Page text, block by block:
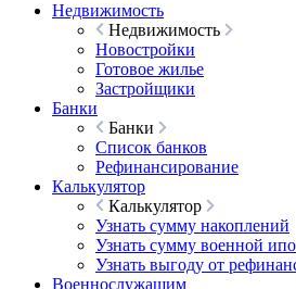
Недвижимость
Недвижимость
Новостройки
Готовое жилье
Застройщики
Банки
Банки
Список банков
Рефинансирование
Калькулятор
Калькулятор
Узнать сумму накоплений
Узнать сумму военной
Узнать выгоду от
Военнослужащим